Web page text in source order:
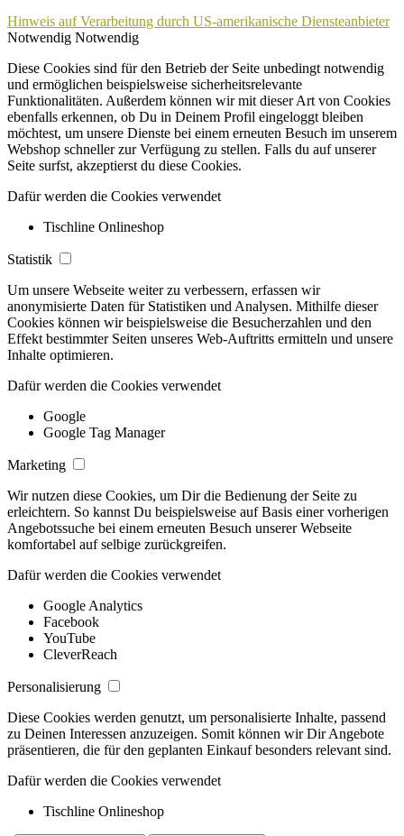
Hinweis auf Verarbeitung durch US-amerikanische Diensteanbieter
Notwendig Notwendig
Diese Cookies sind für den Betrieb der Seite unbedingt notwendig
und ermöglichen beispielsweise sicherheitsrelevante
Funktionalitäten. Außerdem können wir mit dieser Art von Cookies
ebenfalls erkennen, ob Du in Deinem Profil eingeloggt bleiben
möchtest, um unsere Dienste bei einem erneuten Besuch im unserem
Webshop schneller zur Verfügung zu stellen. Falls du auf unserer
Seite surfst, akzeptierst du diese Cookies.
Dafür werden die Cookies verwendet
Tischline Onlineshop
Statistik
Um unsere Webseite weiter zu verbessern, erfassen wir
anonymisierte Daten für Statistiken und Analysen. Mithilfe dieser
Cookies können wir beispielsweise die Besucherzahlen und den
Effekt bestimmter Seiten unseres Web-Auftritts ermitteln und unsere
Inhalte optimieren.
Dafür werden die Cookies verwendet
Google
Google Tag Manager
Marketing
Wir nutzen diese Cookies, um Dir die Bedienung der Seite zu
erleichtern. So kannst Du beispielsweise auf Basis einer vorherigen
Angebotssuche bei einem erneuten Besuch unserer Webseite
komfortabel auf selbige zurückgreifen.
Dafür werden die Cookies verwendet
Google Analytics
Facebook
YouTube
CleverReach
Personalisierung
Diese Cookies werden genutzt, um personalisierte Inhalte, passend
zu Deinen Interessen anzuzeigen. Somit können wir Dir Angebote
präsentieren, die für den geplanten Einkauf besonders relevant sind.
Dafür werden die Cookies verwendet
Tischline Onlineshop